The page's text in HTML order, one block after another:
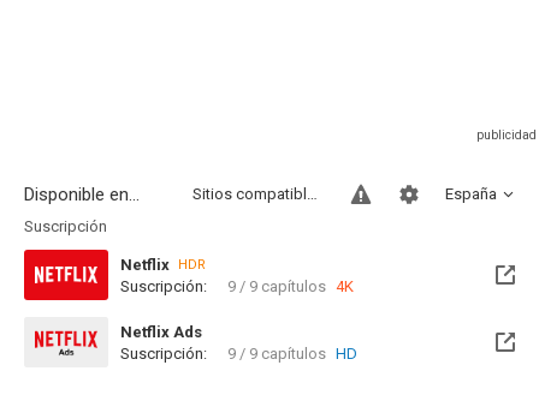
Disponible en... España
Sitios compatibles
Suscripción
Netflix HDR
Suscripción: 9 / 9 capítulos 4K
Netflix Ads
Suscripción:
9 / 9 capítulos HD